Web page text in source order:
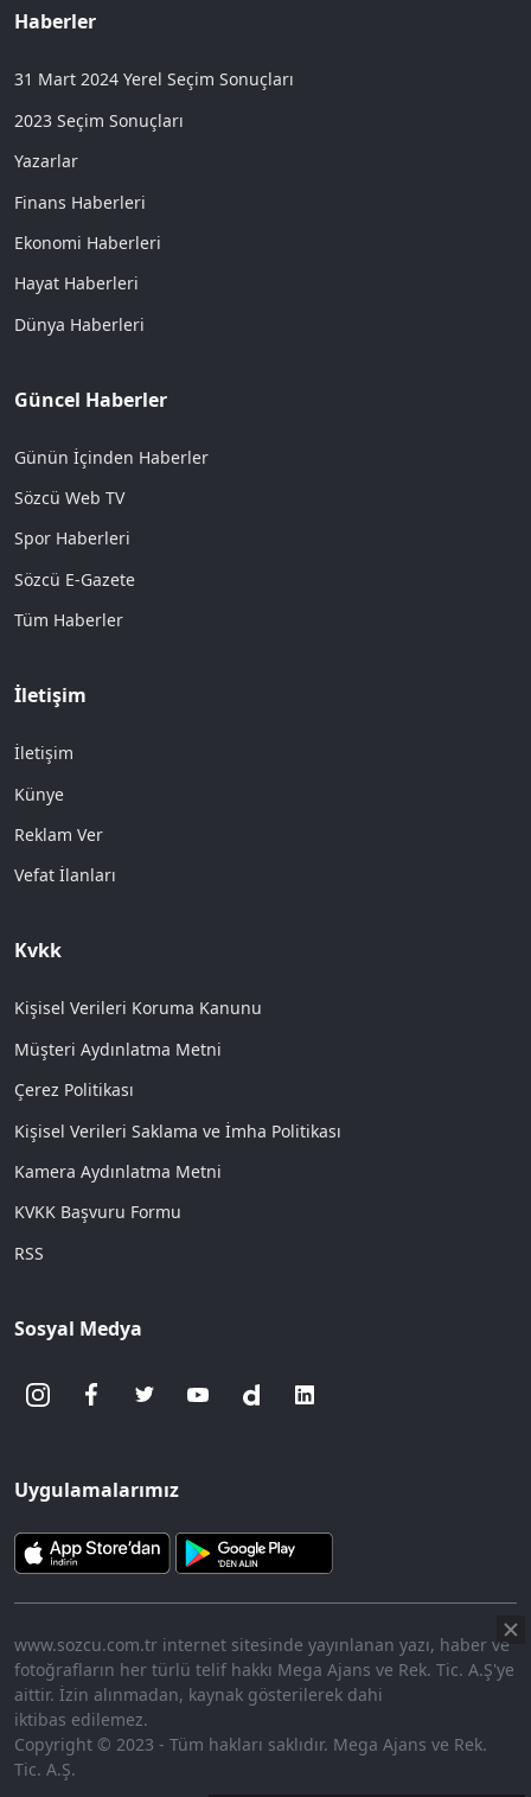
Aç
10.45%
Haberler
31 Mart 2024 Yerel Seçim Sonuçları
2023 Seçim Sonuçları
Yazarlar
Finans Haberleri
Ekonomi Haberleri
Hayat Haberleri
Dünya Haberleri
Güncel Haberler
Günün İçinden Haberler
Sözcü Web TV
Spor Haberleri
Sözcü E-Gazete
Tüm Haberler
İletişim
İletişim
Künye
Reklam Ver
Vefat İlanları
Kvkk
Kişisel Verileri Koruma Kanunu
Müşteri Aydınlatma Metni
Çerez Politikası
Kişisel Verileri Saklama ve İmha Politikası
Kamera Aydınlatma Metni
KVKK Başvuru Formu
RSS
Sosyal Medya
Uygulamalarımız
www.sozcu.com.tr internet sitesinde yayınlanan yazı, haber ve
fotoğrafların her türlü telif hakkı Mega Ajans ve Rek. Tic. A.Ş'ye
aittir. İzin alınmadan, kaynak gösterilerek dahi
iktibas edilemez.
Copyright © 2023 - Tüm hakları saklıdır. Mega Ajans ve Rek.
Tic. A.Ş.